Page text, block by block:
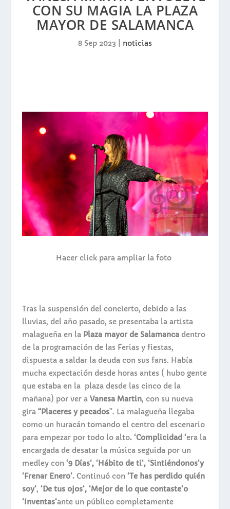
CON SU MAGIA LA PLAZA
MAYOR DE SALAMANCA
8 Sep 2023 noticias
Hacer click para ampliar la foto
Tras la suspensión del concierto, debido a las
lluvias, del año pasado, se presentaba la artista
malagueña en la Plaza mayor de Salamanca dentro
de la programación de las Ferias y fiestas,
dispuesta a saldar la deuda con sus fans. Había
mucha expectación desde horas antes ( hubo gente
que estaba en la plaza desde las cinco de la
mañana) por ver a Vanesa Martin, con su nueva
gira “Placeres y pecados”. La malagueña llegaba
como un huracán tomando el centro del escenario
para empezar por todo lo alto. ‘Complicidad ‘era la
encargada de desatar la música seguida por un
medley con ‘9 Días‘, ‘Hábito de ti‘, ‘Sintiéndonos‘y
‘Frenar Enero‘. Continuó con ‘Te has perdido quién
soy‘, ‘De tus ojos‘, ‘Mejor de lo que contaste‘o
‘Inventas‘ante un público completamente